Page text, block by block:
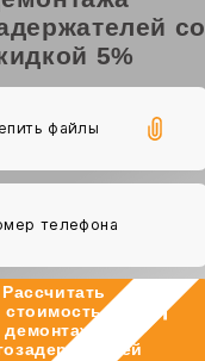
со
5%
файлы
Рассчитать
стоимость
демонтажа